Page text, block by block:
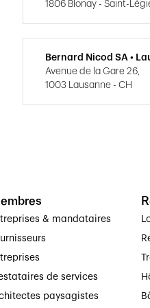
1806 Blonay - Saint-
Bernard Nicod SA •
Avenue de la Gare 26,
1003 Lausanne - CH
& mandataires
de services
paysagistes